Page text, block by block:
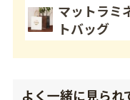
マットラミ
トバッグ
よく一緒に見られ